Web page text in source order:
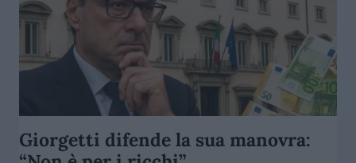
Giorgetti difende la sua manovra: